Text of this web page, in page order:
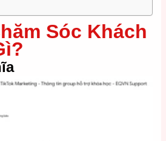
Sóc Khách